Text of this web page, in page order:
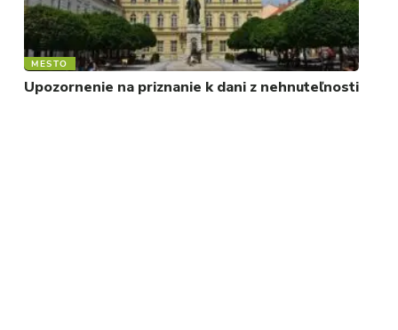
MESTO
Upozornenie na priznanie k dani z nehnuteľnosti